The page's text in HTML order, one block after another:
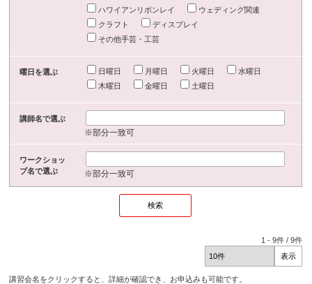
ハワイアンリボンレイ
ウェディング関連
クラフト
ディスプレイ
その他手芸・工芸
曜日を選ぶ 日曜日 月曜日 火曜日
水曜日
木曜日
金曜日 土曜日
講師名で選ぶ
※部分一致可
ワークショッ
プ名で選ぶ
※部分一致可
1 -9件 /9件
講習会名をクリックすると、詳細が確認でき、お申込みも可能です。